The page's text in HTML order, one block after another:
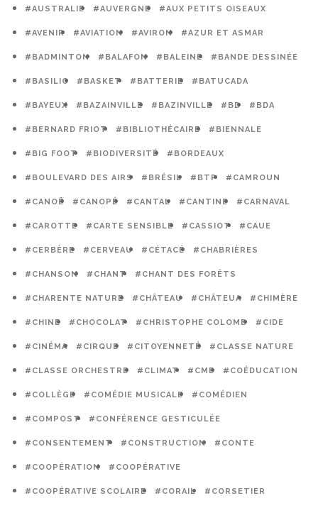
#AUSTRALIE #AUVERGNE #AUX PETITS OISEAUX
#AVENIR #AVIATION #AVIRON #AZUR ET ASMAR
#BADMINTON #BALAFON #BALEINE #BANDE DESSINÉE
#BASILIC #BASKET #BATTERIE #BATUCADA
#BAYEUX #BAZAINVILLE #BAZINVILLE #BD #BDA
#BERNARD FRIOT #BIBLIOTHÉCAIRE #BIENNALE
#BIG FOOT #BIODIVERSITÉ #BORDEAUX
#BOULEVARD DES AIRS #BRÉSIL #BTP #CAMROUN
#CANOË #CANOPÉ #CANTAL #CANTINE #CARNAVAL
#CAROTTE #CARTE SENSIBLE #CASSIOT #CAUE
#CERBÈRE #CERVEAU #CÉTACÉ #CHABRIÈRES
#CHANSON #CHANT #CHANT DES FORÊTS
#CHARENTE NATURE #CHÂTEAU #CHÂTEUA #CHIMÈRE
#CHINE #CHOCOLAT #CHRISTOPHE COLOMB #CIDE
#CINÉMA #CIRQUE #CITOYENNETÉ #CLASSE NATURE
#CLASSE ORCHESTRE #CLIMAT #CME #COÉDUCATION
#COLLÈGE #COMÉDIE MUSICALE #COMÉDIEN
#COMPOST #CONFÉRENCE GESTICULÉE
#CONSENTEMENT #CONSTRUCTION #CONTE
#COOPÉRATION #COOPÉRATIVE
#COOPÉRATIVE SCOLAIRE #CORAIL #CORSETIER